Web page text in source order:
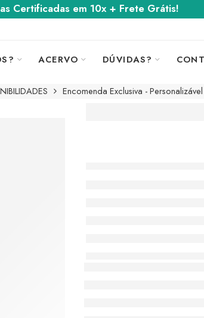
Certificadas em 10x + Frete Grátis!
ACERVO DÚVIDAS?
Encomenda Exclusiva - Personalizável